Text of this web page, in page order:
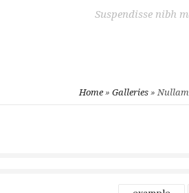
Suspendisse nibh
Home» Galleries »